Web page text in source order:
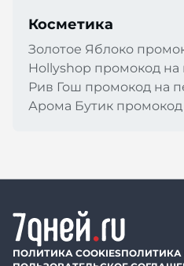
Косметика
Золотое Яблоко
Hollyshop промокод на
Рив Гош промокод на
Арома Бутик промокод
ПОЛИТИКА COOKIES